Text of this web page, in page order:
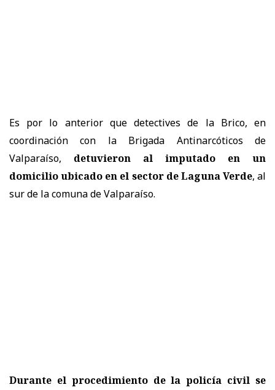
Es por lo anterior que detectives de la Brico, en
coordinación con la Brigada Antinarcóticos de
Valparaíso, detuvieron al imputado en un
domicilio ubicado en el sector de Laguna Verde, al
sur de la comuna de Valparaíso.
Durante el procedimiento de la policía civil se